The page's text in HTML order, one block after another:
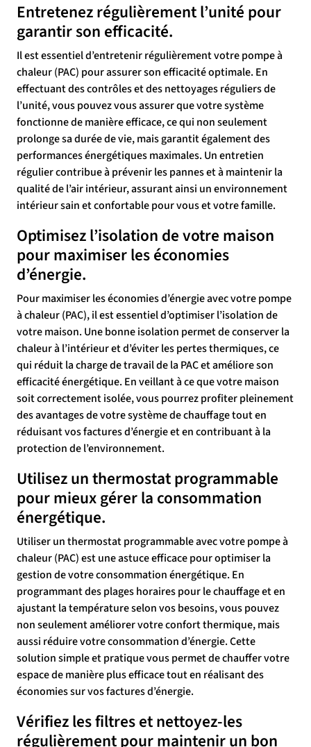
Entretenez régulièrement l’unité pour
garantir son efficacité.
Il est essentiel d’entretenir régulièrement votre pompe à
chaleur (PAC) pour assurer son efficacité optimale. En
effectuant des contrôles et des nettoyages réguliers de
l’unité, vous pouvez vous assurer que votre système
fonctionne de manière efficace, ce qui non seulement
prolonge sa durée de vie, mais garantit également des
performances énergétiques maximales. Un entretien
régulier contribue à prévenir les pannes et à maintenir la
qualité de l’air intérieur, assurant ainsi un environnement
intérieur sain et confortable pour vous et votre famille.
Optimisez l’isolation de votre maison
pour maximiser les économies
d’énergie.
Pour maximiser les économies d’énergie avec votre pompe
à chaleur (PAC), il est essentiel d’optimiser l’isolation de
votre maison. Une bonne isolation permet de conserver la
chaleur à l’intérieur et d’éviter les pertes thermiques, ce
qui réduit la charge de travail de la PAC et améliore son
efficacité énergétique. En veillant à ce que votre maison
soit correctement isolée, vous pourrez profiter pleinement
des avantages de votre système de chauffage tout en
réduisant vos factures d’énergie et en contribuant à la
protection de l’environnement.
Utilisez un thermostat programmable
pour mieux gérer la consommation
énergétique.
Utiliser un thermostat programmable avec votre pompe à
chaleur (PAC) est une astuce efficace pour optimiser la
gestion de votre consommation énergétique. En
programmant des plages horaires pour le chauffage et en
ajustant la température selon vos besoins, vous pouvez
non seulement améliorer votre confort thermique, mais
aussi réduire votre consommation d’énergie. Cette
solution simple et pratique vous permet de chauffer votre
espace de manière plus efficace tout en réalisant des
économies sur vos factures d’énergie.
Vérifiez les filtres et nettoyez-les
régulièrement pour maintenir un bon